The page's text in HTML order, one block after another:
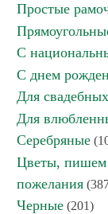
Простые
С
С днем
Для
Для
Серебряные
Цветы, пишем
пожелания
Черные (201)